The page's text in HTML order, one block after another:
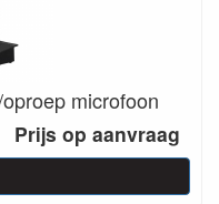
microfoon
Prijs op aanvraag